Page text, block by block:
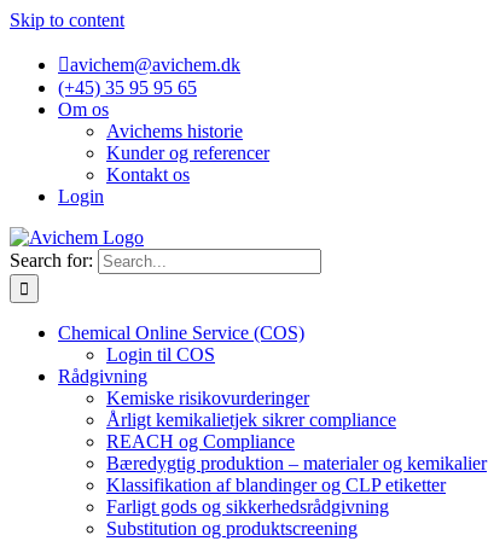
Skip to content
avichem@avichem.dk
(+45) 35 95 95 65
Om os
Avichems historie
Kunder og referencer
Kontakt os
Login
Search for:
Chemical Online Service (COS)
Login til COS
Rådgivning
Kemiske risikovurderinger
Årligt kemikalietjek sikrer compliance
REACH og Compliance
Bæredygtig produktion – materialer og kemikalier
Klassifikation af blandinger og CLP etiketter
Farligt gods og sikkerhedsrådgivning
Substitution og produktscreening